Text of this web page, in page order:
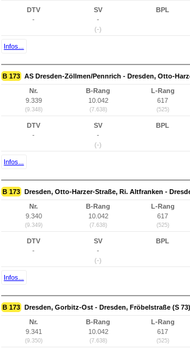
DTV
-
SV
-
(-)
BPL
Infos...
B 173 AS Dresden-Zöllmen/Pennrich - Dresden, Otto-
Nr.
9.339
(9.348)
B-Rang
10.042
(7.638)
L-Rang
617
(525)
DTV
-
SV
-
(-)
BPL
Infos...
B 173 Dresden, Otto-Harzer-Straße, Ri. Altfranken -
Nr.
9.340
(9.349)
B-Rang
10.042
(7.638)
L-Rang
617
(525)
DTV
-
SV
-
(-)
BPL
Infos...
B 173 Dresden, Gorbitz-Ost - Dresden, Fröbelstraße (S 73)
Nr.
9.341
(9.350)
B-Rang
10.042
(7.638)
L-Rang
617
(525)